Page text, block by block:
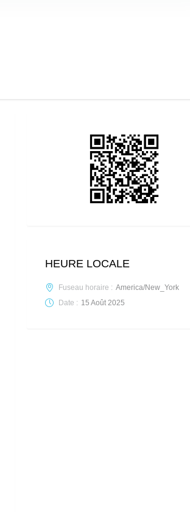
HEURE LOCALE
Fuseau horaire : America/New_York
Date : 15 Août 2025